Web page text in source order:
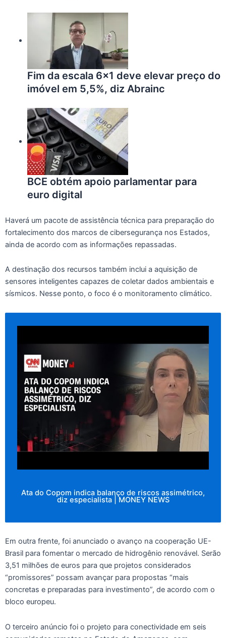
Fim da escala 6×1 deve elevar preço do
imóvel em 5,5%, diz Abrainc
BCE obtém apoio parlamentar para
euro digital
Haverá um pacote de assistência técnica para preparação do
fortalecimento dos marcos de cibersegurança nos Estados,
ainda de acordo com as informações repassadas.
A destinação dos recursos também inclui a aquisição de
sensores inteligentes capazes de coletar dados ambientais e
sísmicos. Nesse ponto, o foco é o monitoramento climático.
Ata do Copom indica balanço de riscos assimétrico,
diz especialista | MONEY NEWS
Em outra frente, foi anunciado o avanço na cooperação UE-
Brasil para fomentar o mercado de hidrogênio renovável. Serão
3,51 milhões de euros para que projetos considerados
“promissores” possam avançar para propostas “mais
concretas e preparadas para investimento”, de acordo com o
bloco europeu.
O terceiro anúncio foi o projeto para conectividade em seis